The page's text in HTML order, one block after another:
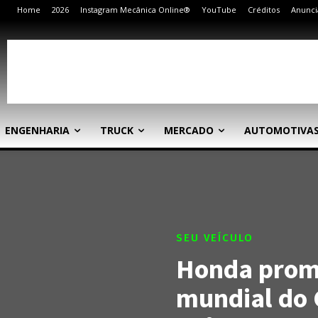
Home 2026 Instagram Mecânica Online® YouTube Créditos
ENGENHARIA TRUCK MERCADO
SEU VEÍCULO
Honda
mundial do